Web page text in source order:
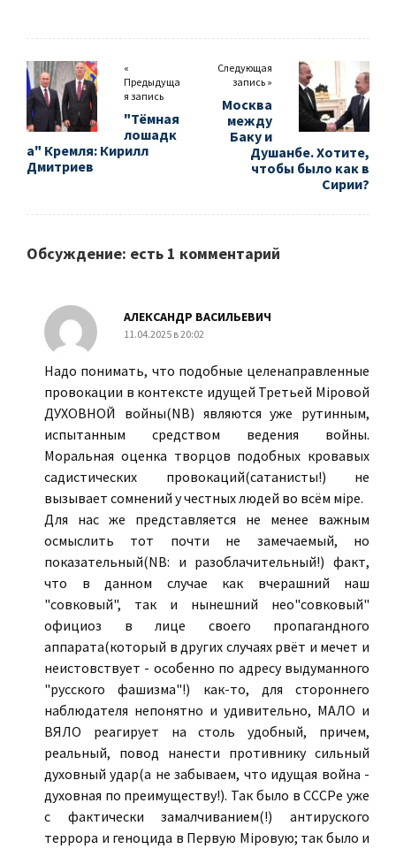
«
Предыдуща
я запись
"Тёмная
лошадк
а" Кремля: Кирилл
Дмитриев
Следующая
запись »
Москва
между
Баку и
Душанбе. Хотите,
чтобы было как в
Сирии?
Обсуждение: есть 1 комментарий
АЛЕКСАНДР ВАСИЛЬЕВИЧ
11.04.2025 в 20:02
Надо понимать, что подобные целенаправленные
провокации в контексте идущей Третьей Мiровой
ДУХОВНОЙ войны(NB) являются уже рутинным,
испытанным средством ведения войны.
Моральная оценка творцов подобных кровавых
садистических провокаций(сатанисты!) не
вызывает сомнений у честных людей во всём мiре.
Для нас же представляется не менее важным
осмыслить тот почти не замечаемый, но
показательный(NB: и разоблачительный!) факт,
что в данном случае как вчерашний наш
"совковый", так и нынешний нео"совковый"
официоз в лице своего пропагандного
аппарата(который в других случаях рвёт и мечет и
неистовствует - особенно по адресу выдуманного
"русского фашизма"!) как-то, для стороннего
наблюдателя непонятно и удивительно, МАЛО и
ВЯЛО реагирует на столь удобный, причем,
реальный, повод нанести противнику сильный
духовный удар(а не забываем, что идущая война -
духовная по преимуществу!). Так было в СССРе уже
с фактически замалчиванием(!) антируского
террора и геноцида в Первую Мiровую; так было и